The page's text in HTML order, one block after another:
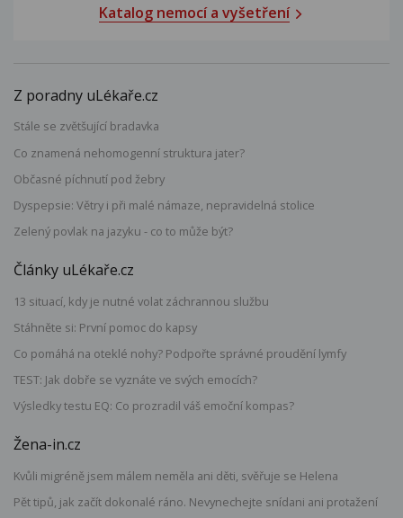
Katalog nemocí a vyšetření
Z poradny uLékaře.cz
Stále se zvětšující bradavka
Co znamená nehomogenní struktura jater?
Občasné píchnutí pod žebry
Dyspepsie: Větry i při malé námaze, nepravidelná stolice
Zelený povlak na jazyku - co to může být?
Články uLékaře.cz
13 situací, kdy je nutné volat záchrannou službu
Stáhněte si: První pomoc do kapsy
Co pomáhá na oteklé nohy? Podpořte správné proudění lymfy
TEST: Jak dobře se vyznáte ve svých emocích?
Výsledky testu EQ: Co prozradil váš emoční kompas?
Žena-in.cz
Kvůli migréně jsem málem neměla ani děti, svěřuje se Helena
Pět tipů, jak začít dokonalé ráno. Nevynechejte snídani ani protažení